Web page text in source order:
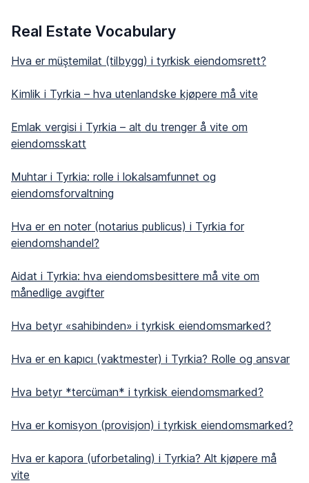
Real Estate Vocabulary
Hva er müştemilat (tilbygg) i tyrkisk eiendomsrett?
Kimlik i Tyrkia – hva utenlandske kjøpere må vite
Emlak vergisi i Tyrkia – alt du trenger å vite om
eiendomsskatt
Muhtar i Tyrkia: rolle i lokalsamfunnet og
eiendomsforvaltning
Hva er en noter (notarius publicus) i Tyrkia for
eiendomshandel?
Aidat i Tyrkia: hva eiendomsbesittere må vite om
månedlige avgifter
Hva betyr «sahibinden» i tyrkisk eiendomsmarked?
Hva er en kapıcı (vaktmester) i Tyrkia? Rolle og ansvar
Hva betyr *tercüman* i tyrkisk eiendomsmarked?
Hva er komisyon (provisjon) i tyrkisk eiendomsmarked?
Hva er kapora (uforbetaling) i Tyrkia? Alt kjøpere må
vite